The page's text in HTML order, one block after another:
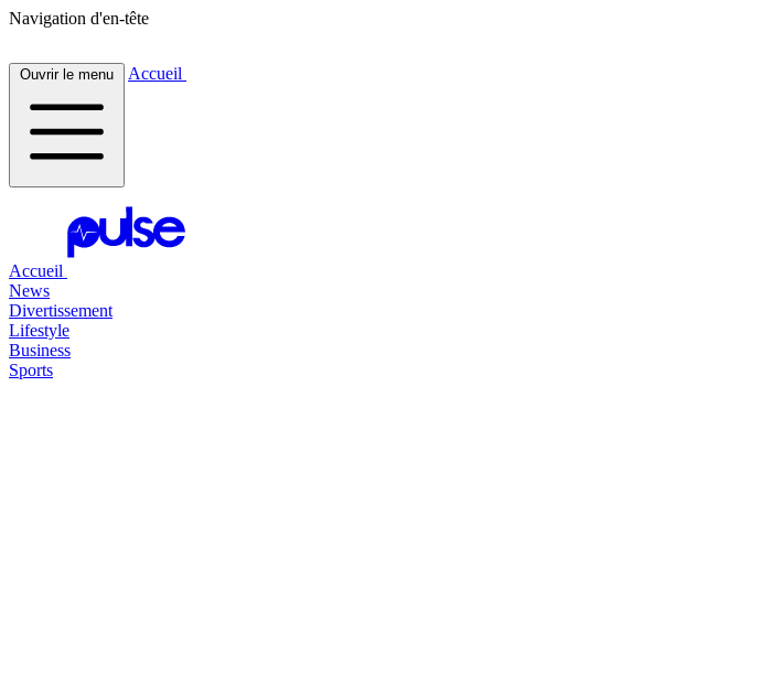
Navigation d'en-tête
Ouvrir le menu Accueil
Accueil
News
Divertissement
Lifestyle
Business
Sports